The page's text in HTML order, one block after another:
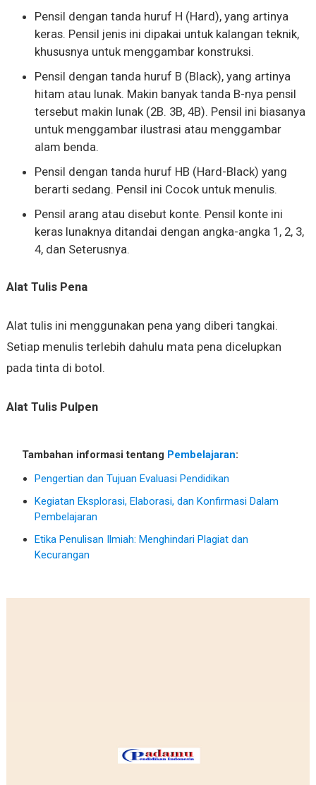
Pensil dengan tanda huruf H (Hard), yang artinya
keras. Pensil jenis ini dipakai untuk kalangan teknik,
khususnya untuk menggambar konstruksi.
Pensil dengan tanda huruf B (Black), yang artinya
hitam atau lunak. Makin banyak tanda B-nya pensil
tersebut makin lunak (2B. 3B, 4B). Pensil ini biasanya
untuk menggambar ilustrasi atau menggambar
alam benda.
Pensil dengan tanda huruf HB (Hard-Black) yang
berarti sedang. Pensil ini Cocok untuk menulis.
Pensil arang atau disebut konte. Pensil konte ini
keras lunaknya ditandai dengan angka-angka 1, 2, 3,
4, dan Seterusnya.
Alat Tulis Pena
Alat tulis ini menggunakan pena yang diberi tangkai.
Setiap menulis terlebih dahulu mata pena dicelupkan
pada tinta di botol.
Alat Tulis Pulpen
Tambahan informasi tentang Pembelajaran:
Pengertian dan Tujuan Evaluasi Pendidikan
Kegiatan Eksplorasi, Elaborasi, dan Konfirmasi Dalam
Pembelajaran
Etika Penulisan Ilmiah: Menghindari Plagiat dan
Kecurangan